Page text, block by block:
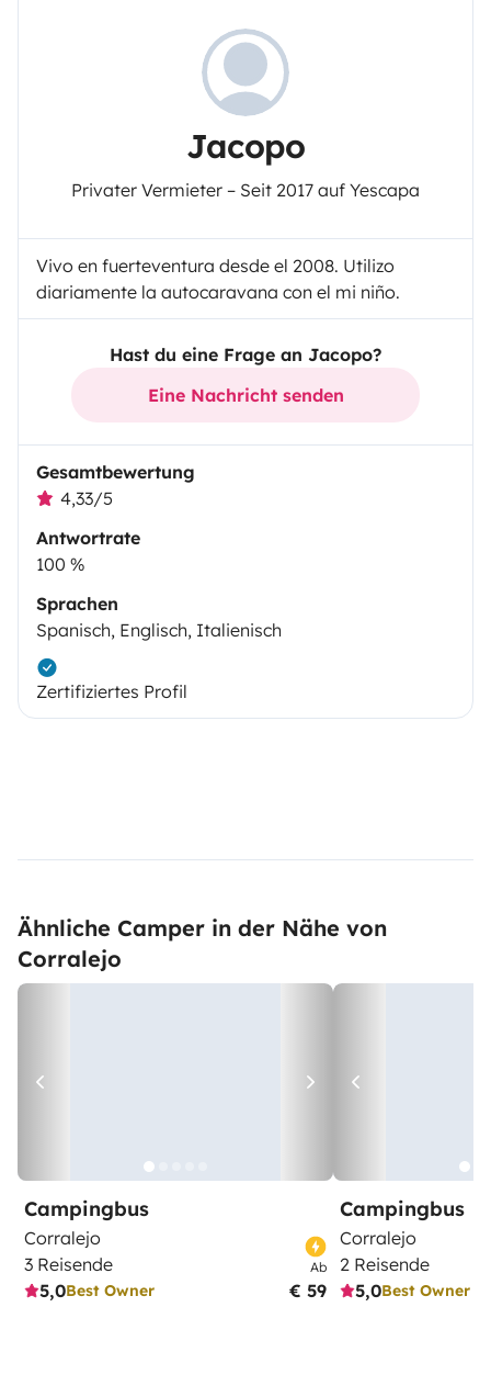
Jacopo
Privater Vermieter – Seit 2017 auf Yescapa
Vivo en fuerteventura desde el 2008. Utilizo
diariamente la autocaravana con el mi niño.
Hast du eine Frage an Jacopo?
Eine Nachricht senden
Gesamtbewertung
4,33/5
Antwortrate
100 %
Sprachen
Spanisch, Englisch, Italienisch
Zertifiziertes Profil
Ähnliche Camper in der Nähe von
Corralejo
Campingbus
Corralejo
3 Reisende
5,0Best Owner
Ab
€ 59
Campingbus
Corralejo
2 Reisende
5,0Best Owner